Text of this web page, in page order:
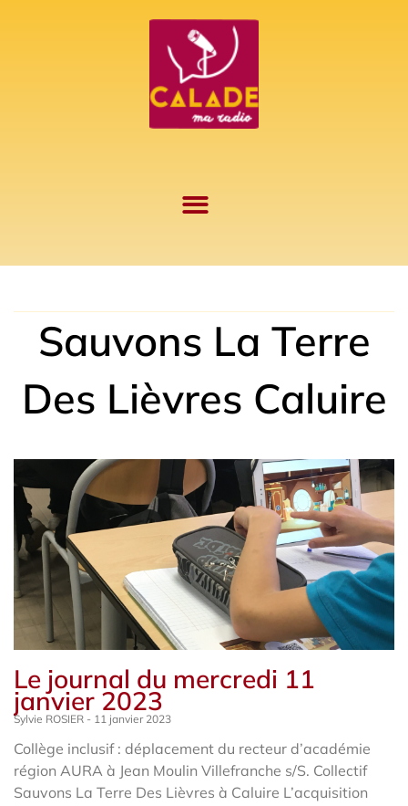
Sauvons La Terre
Des Lièvres Caluire
Le journal du mercredi 11
janvier 2023
Sylvie ROSIER 11 janvier 2023
Collège inclusif : déplacement du recteur d’académie
région AURA à Jean Moulin Villefranche s/S. Collectif
Sauvons La Terre Des Lièvres à Caluire L’acquisition